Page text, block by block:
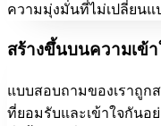
ความมุ่งมั่นที่ไม่เปลี่ยนแ
สร้างขึ้นบนความเข้า
แบบสอบถามของเราถู
ที่ยอมรับและเข้าใจกันอ